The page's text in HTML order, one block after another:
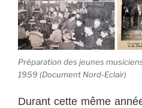
Préparation des jeunes
1959 (Document Nord-Eclair)
Durant cette même